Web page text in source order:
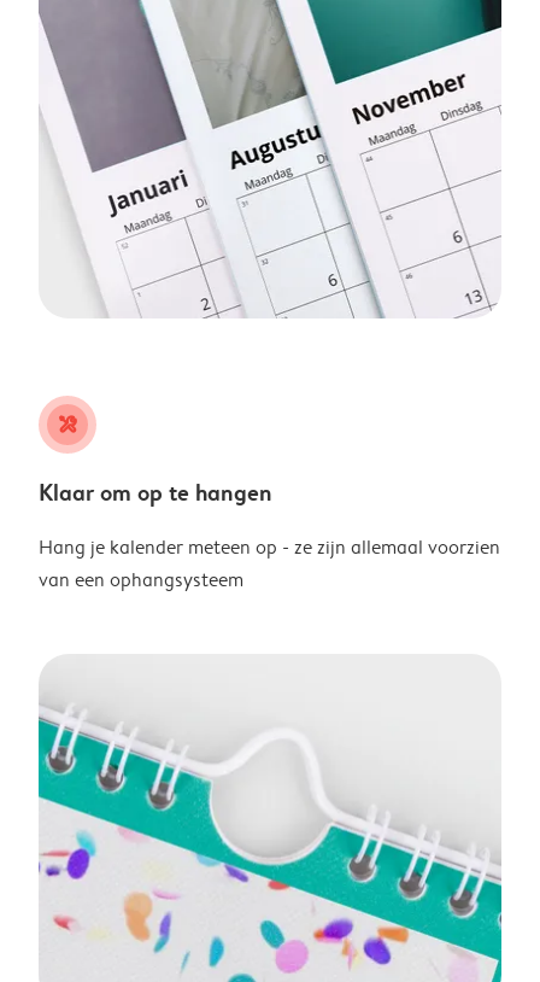
tools
Klaar om op te hangen
Hang je kalender meteen op - ze zijn allemaal voorzien
van een ophangsysteem